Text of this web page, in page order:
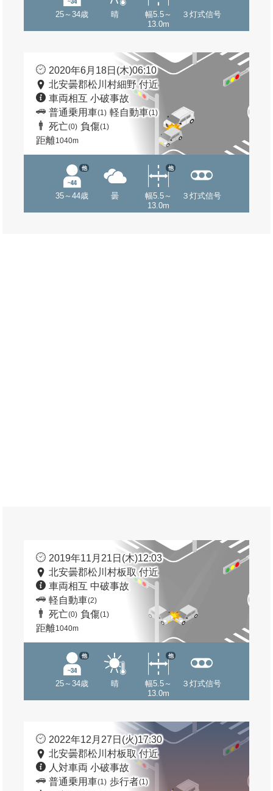
25～34歳 晴
幅5.5～
13.0m
３灯式信号
2020年6月18日(木)06:10
北安曇郡松川村細野 付近
車両相互 小破事故
普通乗用車(1) 軽自動車(1)
死亡(0) 負傷(1)
距離1040m
35～44歳
他
曇
幅5.5～
13.0m
他
３灯式信号
2019年11月21日(木)12:03
北安曇郡松川村板取 付近
車両相互 中破事故
軽自動車(2)
死亡(0) 負傷(1)
距離1040m
25～34歳
他
晴
幅5.5～
13.0m
他
３灯式信号
2022年12月27日(火)17:30
北安曇郡松川村板取 付近
人対車両 小破事故
普通乗用車(1) 歩行者(1)